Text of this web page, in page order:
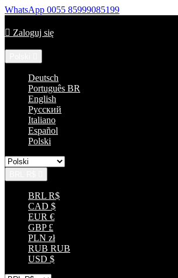
WhatsApp 0055 85999085199
 Zaloguj się
Deutsch
Português BR
English
Русский
Italiano
Español
Polski
BRL R$
CAD $
EUR €
GBP £
PLN zł
RUB RUB
USD $